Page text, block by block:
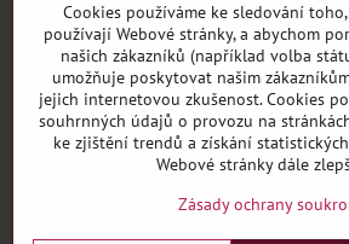
Cookies používáme ke sledování
používají Webové stránky, a abychom
našich zákazníků (například volba
umožňuje poskytovat našim
jejich internetovou zkušenost. Cookies
souhrnných údajů o provozu na
ke zjištění trendů a získání
Webové stránky dále
Zásady ochrany